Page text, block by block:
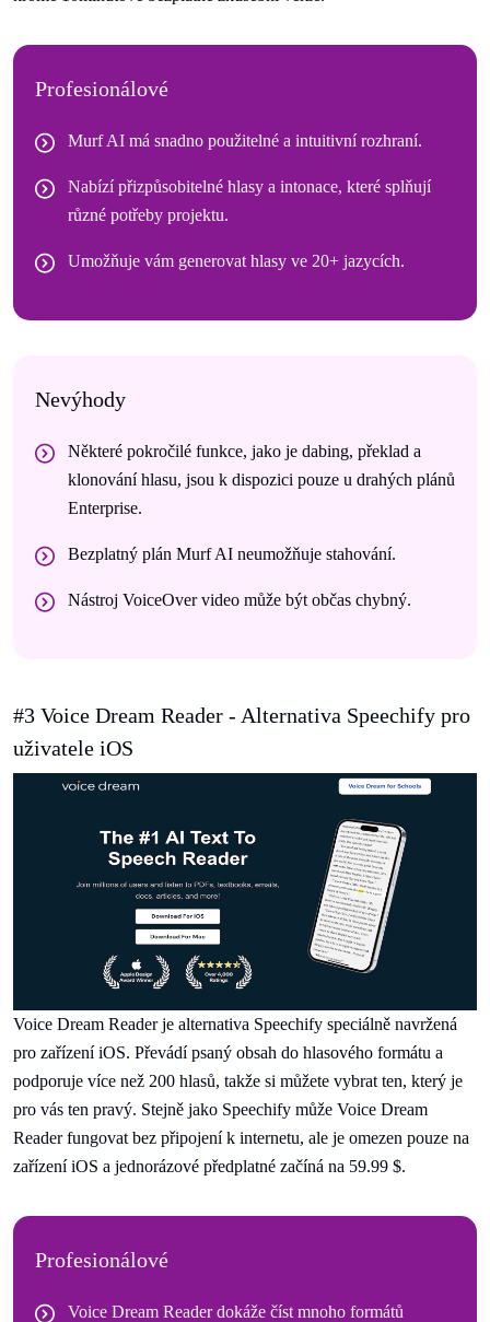
Profesionálové
Murf AI má snadno použitelné a intuitivní rozhraní.
Nabízí přizpůsobitelné hlasy a intonace, které splňují
různé potřeby projektu.
Umožňuje vám generovat hlasy ve 20+ jazycích.
Nevýhody
Některé pokročilé funkce, jako je dabing, překlad a
klonování hlasu, jsou k dispozici pouze u drahých plánů
Enterprise.
Bezplatný plán Murf AI neumožňuje stahování.
Nástroj VoiceOver video může být občas chybný.
#3 Voice Dream Reader - Alternativa Speechify pro
uživatele iOS
Voice Dream Reader je alternativa Speechify speciálně navržená
pro zařízení iOS. Převádí psaný obsah do hlasového formátu a
podporuje více než 200 hlasů, takže si můžete vybrat ten, který je
pro vás ten pravý. Stejně jako Speechify může Voice Dream
Reader fungovat bez připojení k internetu, ale je omezen pouze na
zařízení iOS a jednorázové předplatné začíná na 59.99 $.
Profesionálové
Voice Dream Reader dokáže číst mnoho formátů